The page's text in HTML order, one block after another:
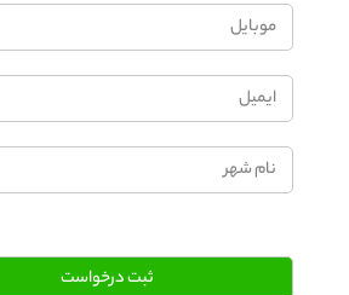
خانوادگی
موبایل
ایمیل
نام
شهر